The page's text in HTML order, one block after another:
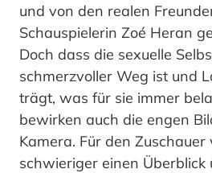
und von den realen
Schauspielerin Zoé Heran
Doch dass die sexuelle
schmerzvoller Weg ist und
trägt, was für sie immer
bewirken auch die engen
Kamera. Für den
schwieriger einen Überblick